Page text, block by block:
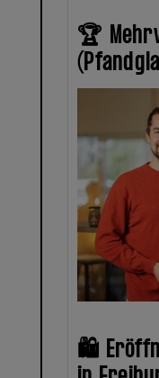
🏆
🛍